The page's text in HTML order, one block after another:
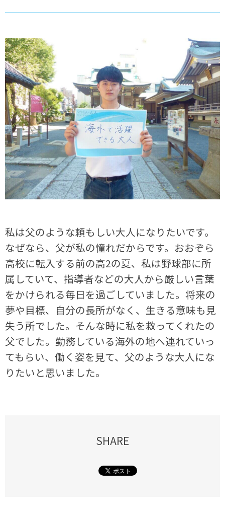
私は父のような頼もしい大人になりたいです。
なぜなら、父が私の憧れだからです。おおぞら
高校に転入する前の高2の夏、私は野球部に所
属していて、指導者などの大人から厳しい言葉
をかけられる毎日を過ごしていました。将来の
夢や目標、自分の長所がなく、生きる意味も見
失う所でした。そんな時に私を救ってくれたの
父でした。勤務している海外の地へ連れていっ
てもらい、働く姿を見て、父のような大人にな
りたいと思いました。
SHARE